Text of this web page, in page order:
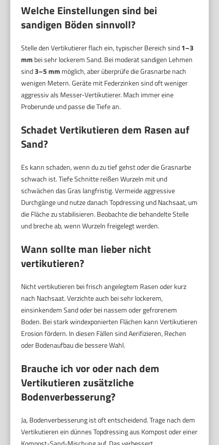
Welche Einstellungen sind bei
sandigen Böden sinnvoll?
Stelle den Vertikutierer flach ein, typischer Bereich sind1–3
mm bei sehr lockerem Sand. Bei moderat sandigen Lehmen
sind3–5 mm möglich, aber überprüfe die Grasnarbe nach
wenigen Metern. Geräte mit Federzinken sind oft weniger
aggressiv als Messer-Vertikutierer. Mach immer eine
Proberunde und passe die Tiefe an.
Schadet Vertikutieren dem Rasen auf
Sand?
Es kann schaden, wenn du zu tief gehst oder die Grasnarbe
schwach ist. Tiefe Schnitte reißen Wurzeln mit und
schwächen das Gras langfristig. Vermeide aggressive
Durchgänge und nutze danach Topdressing und Nachsaat, um
die Fläche zu stabilisieren. Beobachte die behandelte Stelle
und breche ab, wenn Wurzeln freigelegt werden.
Wann sollte man lieber nicht
vertikutieren?
Nicht vertikutieren bei frisch angelegtem Rasen oder kurz
nach Nachsaat. Verzichte auch bei sehr lockerem,
einsinkendem Sand oder bei nassem oder gefrorenem
Boden. Bei stark windexponierten Flächen kann Vertikutieren
Erosion fördern. In diesen Fällen sind Aerifizieren, Rechen
oder Bodenaufbau die bessere Wahl.
Brauche ich vor oder nach dem
Vertikutieren zusätzliche
Bodenverbesserung?
Ja, Bodenverbesserung ist oft entscheidend. Trage nach dem
Vertikutieren ein dünnes Topdressing aus Kompost oder einer